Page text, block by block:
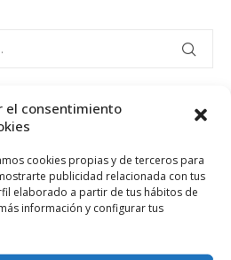
el consentimiento
cookies propias y de terceros para
publicidad relacionada con tus
elaborado a partir de tus hábitos de
información y configurar tus
PEL FONS SOCIAL EUROPEU